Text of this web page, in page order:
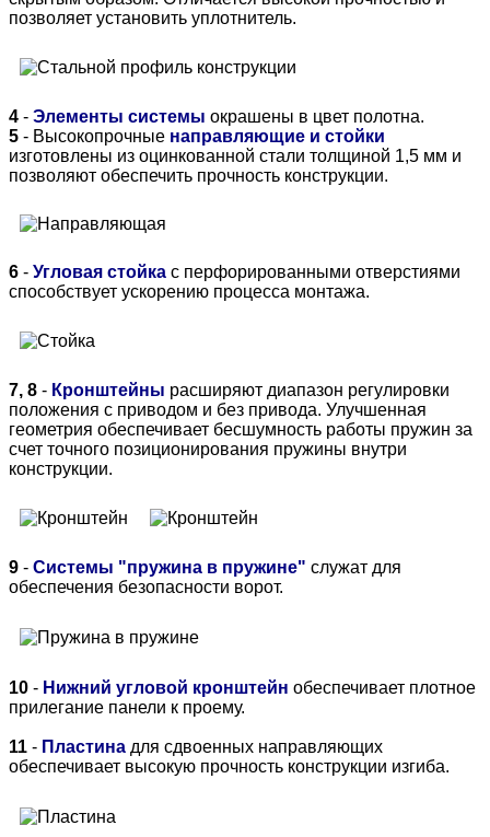
позволяет установить уплотнитель.
4 - Элементы системы окрашены в цвет полотна.
5 - Высокопрочные направляющие и стойки
изготовлены из оцинкованной стали толщиной 1,5 мм и
позволяют обеспечить прочность конструкции.
6 - Угловая стойка с перфорированными отверстиями
способствует ускорению процесса монтажа.
7, 8 - Кронштейны расширяют диапазон регулировки
положения с приводом и без привода. Улучшенная
геометрия обеспечивает бесшумность работы пружин за
счет точного позиционирования пружины внутри
конструкции.
9 - Системы "пружина в пружине" служат для
обеспечения безопасности ворот.
10 - Нижний угловой кронштейн обеспечивает плотное
прилегание панели к проему.
11 - Пластина для сдвоенных направляющих
обеспечивает высокую прочность конструкции изгиба.